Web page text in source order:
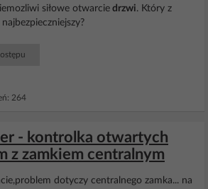
siłowe otwarcie drzwi. Który z
264
- kontrolka otwartych
z zamkiem centralnym
dotyczy centralnego zamka... na